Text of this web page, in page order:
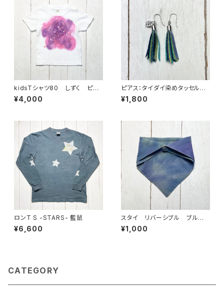
kidsTシャツ80 しずく ピン
ク
¥4,000
ピアス：タイダイ染めタッセルgr
owピアス ライムグリーン×黒
×ブルー
¥1,800
ロンT S -STARS- 藍鼠
¥6,600
スタイ リバーシブル ブルー＆
ブルー
¥1,000
CATEGORY